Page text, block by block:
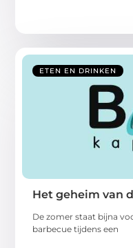
ETEN EN DRINKEN
Het geheim van
De zomer staat bijna
barbecue tijdens een